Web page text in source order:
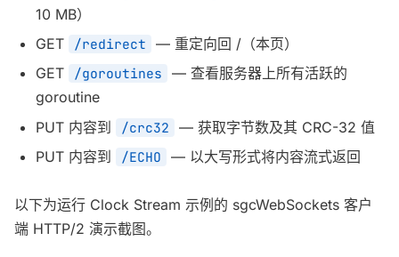
10 MB）
GET
/redirect
— 重定向回 /（本页）
GET
/goroutines
— 查看服务器上所有活跃的
goroutine
PUT 内容到
/crc32
— 获取字节数及其 CRC-32 值
PUT 内容到
/ECHO — 以大写形式将内容流式返回
以下为运行 Clock Stream 示例的 sgcWebSockets 客户
端 HTTP/2 演示截图。